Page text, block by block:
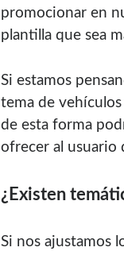
promocionar en
plantilla que sea
Si estamos
tema de
de esta forma
ofrecer al usuario
¿Existen
Si nos ajustamos